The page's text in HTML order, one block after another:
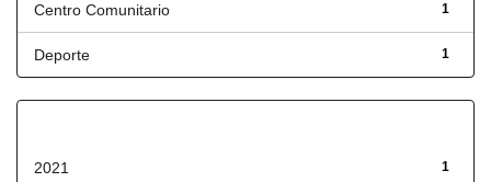
1
Centro Comunitario
1
Deporte
1
2021